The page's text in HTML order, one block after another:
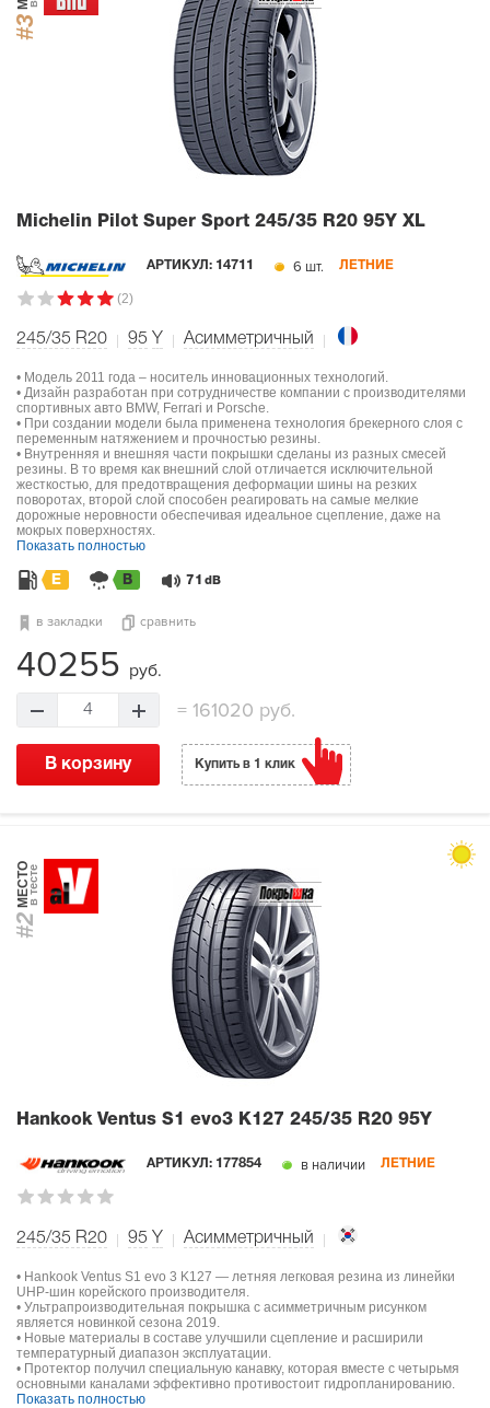
#3
Michelin Pilot Super Sport 245/35 R20 95Y XL
АРТИКУЛ: 14711 6 шт. ЛЕТНИЕ
(2)
245/35 R20 95 Y Асимметричный
• Модель 2011 года – носитель инновационных технологий.
• Дизайн разработан при сотрудничестве компании с производителями
спортивных авто BMW, Ferrari и Porsche.
• При создании модели была применена технология брекерного слоя с
переменным натяжением и прочностью резины.
• Внутренняя и внешняя части покрышки сделаны из разных смесей
резины. В то время как внешний слой отличается исключительной
жесткостью, для предотвращения деформации шины на резких
поворотах, второй слой способен реагировать на самые мелкие
дорожные неровности обеспечивая идеальное сцепление, даже на
мокрых поверхностях.
Показать полностью
E B 71 dB
в закладки сравнить
40255 руб.
4 =161020 руб.
В корзину Купить в 1 клик
#2
МЕСТОв тесте
Hankook Ventus S1 evo3 K127 245/35 R20 95Y
АРТИКУЛ: 177854 в наличии ЛЕТНИЕ
245/35 R20 95 Y Асимметричный
• Hankook Ventus S1 evo 3 K127 — летняя легковая резина из линейки
UHP-шин корейского производителя.
• Ультрапроизводительная покрышка с асимметричным рисунком
является новинкой сезона 2019.
• Новые материалы в составе улучшили сцепление и расширили
температурный диапазон эксплуатации.
• Протектор получил специальную канавку, которая вместе с четырьмя
основными каналами эффективно противостоит гидропланированию.
Показать полностью